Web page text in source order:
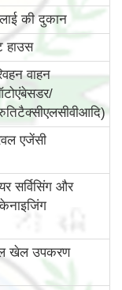
की दुकान
हाउस
वाहन
एजेंसी
सर्विसिंग और
खेल उपकरण